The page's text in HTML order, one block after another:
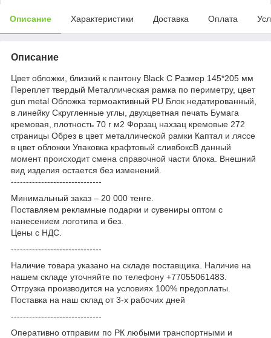
Описание Характеристики Доставка Оплата
Описание
Цвет обложки, близкий к пантону Black C Размер 145*205 мм
Переплет твердый Металлическая рамка по периметру, цвет
gun metal Обложка термоактивный PU Блок недатированный,
в линейку Скругленные углы, двухцветная печать Бумага
кремовая, плотность 70 г м2 Форзац нахзац кремовые 272
страницы Обрез в цвет металлической рамки Каптал и ляссе
в цвет обложки Упаковка крафтовый сливбоксВ данный
момент происходит смена справочной части блока. Внешний
вид изделия остается без изменений.
------------------------------
Минимальный заказ – 20 000 тенге.
Поставляем рекламные подарки и сувениры оптом с
нанесением логотипа и без.
Цены с НДС.
------------------------------
Наличие товара указано на складе поставщика. Наличие на
нашем складе уточняйте по телефону +77055061483.
Отгрузка производится на условиях 100% предоплаты.
Поставка на наш склад от 3-x рабочих дней
------------------------------
Оперативно отправим по РК любыми транспортными и